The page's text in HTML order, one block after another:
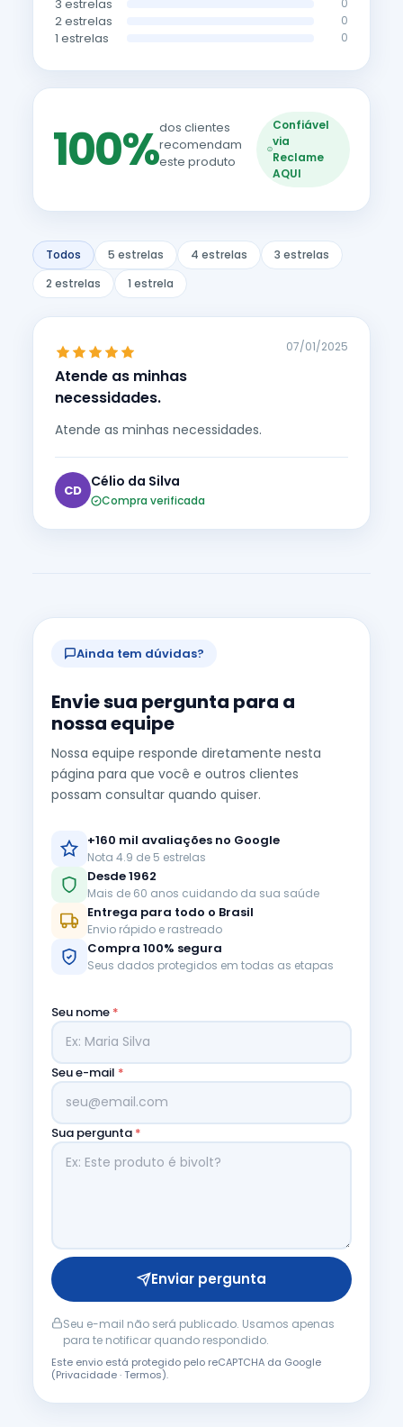
3 estrelas 0
2 estrelas 0
1 estrelas 0
100%dos clientes
recomendam
este produto
Confiável
via
Reclame
AQUI
Todos 5 estrelas 4 estrelas
3 estrelas
2 estrelas
1 estrela
Atende as minhas
necessidades.
07/01/2025
Atende as minhas necessidades.
CD
Célio da Silva
Compra verificada
Ainda tem dúvidas?
Envie sua pergunta para a
nossa equipe
Nossa equipe responde diretamente nesta
página para que você e outros clientes
possam consultar quando quiser.
+160 mil avaliações no Google
Nota 4.9 de 5 estrelas
Desde 1962
Mais de 60 anos cuidando da sua saúde
Entrega para todo o Brasil
Envio rápido e rastreado
Compra 100% segura
Seus dados protegidos em todas as etapas
Seu nome *
Seu e-mail *
Sua pergunta *
Enviar pergunta
Seu e-mail não será publicado. Usamos apenas
para te notificar quando respondido.
Este envio está protegido pelo reCAPTCHA da Google
(Privacidade·Termos).